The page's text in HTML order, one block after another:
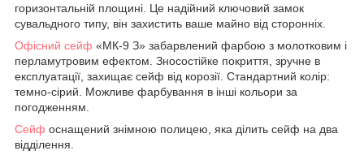
горизонтальній площині. Це надійний ключовий замок
сувальдного типу, він захистить ваше майно від сторонніх.
Офісний сейф «МК-9 З» забарвлений фарбою з молотковим і
перламутровим ефектом. Зносостійке покриття, зручне в
експлуатації, захищає сейф від корозії. Стандартний колір:
темно-сірий. Можливе фарбування в інші кольори за
погодженням.
Сейф оснащений знімною полицею, яка ділить сейф на два
відділення.